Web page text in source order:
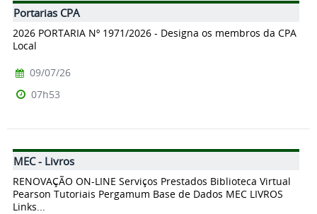
Portarias CPA
2026 PORTARIA Nº 1971/2026 - Designa os membros da CPA
Local
09/07/26
07h53
MEC - Livros
RENOVAÇÃO ON-LINE Serviços Prestados Biblioteca Virtual
Pearson Tutoriais Pergamum Base de Dados MEC LIVROS
Links...